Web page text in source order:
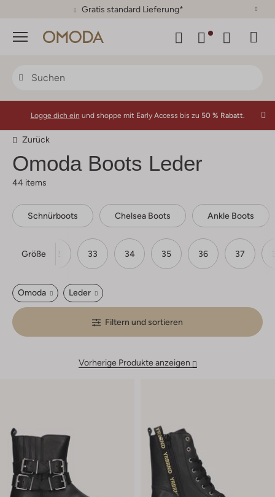
30 Tage Rückgaberecht
Menü
Logge dich ein und shoppe mit Early Access bis zu 50 % Rabatt.
Zurück
OmodaBoots Leder
44 items
Schnürboots Chelsea Boots Ankle Boots
Größe
31 32 33 34 35 36 37
Omoda Leder
Filtern und sortieren
Vorherige Produkte anzeigen